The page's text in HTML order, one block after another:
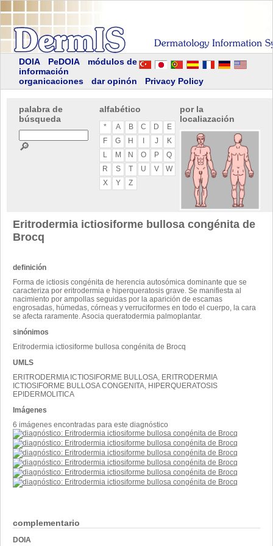
DOIA PeDOIA
módulos de
información
organicaciones
dar opinón Privacy Policy
palabra de
búsqueda
🔎
alfabético
* A B C D
E
F
G H J
K
L
M N O P
Q
R
S T U V
W
X
Y Z
por la
localiazación
complementario
DOIA
Eritrodermia ictiosiforme bullosa congénita de
Brocq
definición
Forma de ictiosis congénita de herencia autosómica dominante que se
caracteriza por eritrodermia e hiperqueratosis grave. Se manifiesta al
nacimiento por ampollas seguidas por la aparición de escamas
engrosadas, húmedas, córneas y verruciformes en todo el cuerpo, la cara
se afecta raramente. Asocia queratodermia palmoplantar.
sinónimos
Eritrodermia ictiosiforme bullosa congénita de Brocq
UMLS
ERITRODERMIA ICTIOSIFORME BULLOSA, ERITRODERMIA
ICTIOSIFORME BULLOSA CONGENITA, HIPERQUERATOSIS
EPIDERMOLITICA
Imágenes
6 imágenes encontradas para este diagnóstico